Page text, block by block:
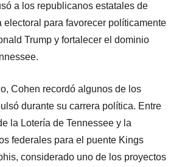
a los republicanos estatales de
electoral para favorecer políticamente
Trump y fortalecer el dominio
Cohen recordó algunos de los
durante su carrera política. Entre
la Lotería de Tennessee y la
federales para el puente Kings
considerado uno de los proyectos